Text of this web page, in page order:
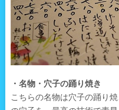
・名物・穴子の踊り焼き
こちらの名物は穴子の踊り